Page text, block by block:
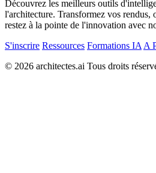
Découvrez les meilleurs outils
l'architecture. Transformez vos rendus,
restez à la pointe de l'innovation avec
S'inscrire Ressources Formations IA A
© 2026 architectes.ai Tous droits